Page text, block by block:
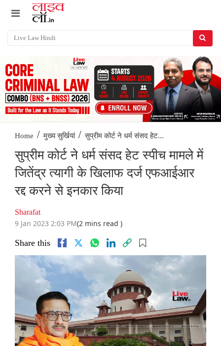
Home / मुख्य सुर्खियां / सुप्रीम कोर्ट ने धर्म संसद हेट...
सुप्रीम कोर्ट ने धर्म संसद हेट स्पीच मामले में
जितेंद्र त्यागी के खिलाफ दर्ज एफआईआर
रद्द करने से इनकार किया
Sharafat
9 Jan 2023 2:03 PM(2 mins read )
Share this